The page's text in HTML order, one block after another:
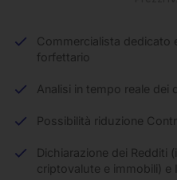
Commercialista dedicato
forfettario
Analisi in tempo reale dei
Possibilità riduzione
Dichiarazione dei Redditi
criptovalute e immobili) e